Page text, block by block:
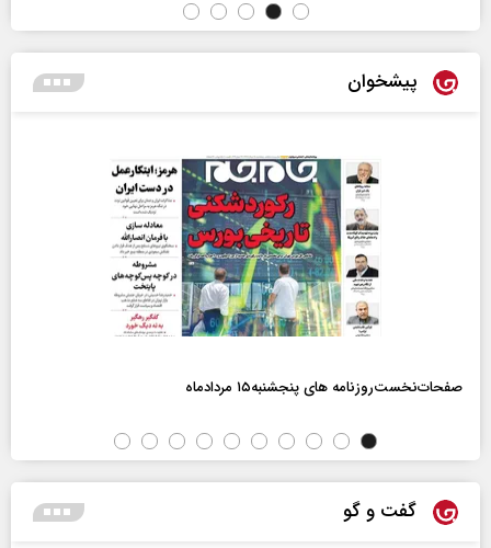
پیشخوان
صفحات‌نخست‌روزنامه ها‌ی پنجشنبه‌۱۵ مردادماه
گفت و گو